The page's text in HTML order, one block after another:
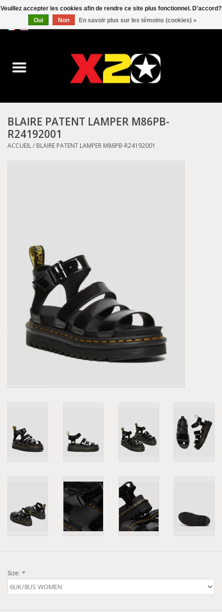
0 Articles - C$0.00
Converse
Kickers
Demonia
Autres marques
Vêtements
Accessoires
BLAIRE PATENT LAMPER M86PB-
R24192001
ACCUEIL/ BLAIRE PATENT LAMPER M86PB-R24192001
Size: *
Veuillez accepter les cookies afin de rendre ce site plus fonctionnel. D'accord?
Oui
Non En savoir plus sur les témoins (cookies) »